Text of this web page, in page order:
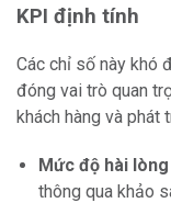
KPI định tính
Các chỉ số này khó
đóng vai trò quan
khách hàng và phát
Mức độ hài
thông qua khảo